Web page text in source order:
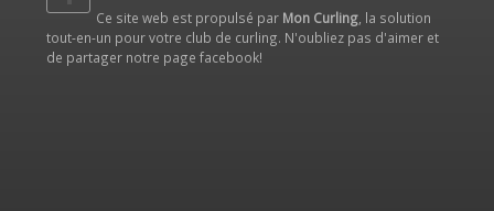
Ce site web est propulsé par Mon Curling , la solution
tout-en-un pour votre club de curling. N'oubliez pas d'aimer et
de partager notre page facebook!